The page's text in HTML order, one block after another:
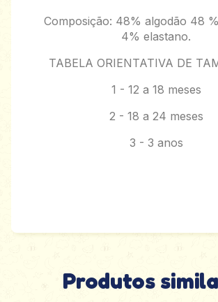
Composição: 48% algodão 48
4% elastano.
TABELA ORIENTATIVA DE
1 - 12 a 18 meses
2 - 18 a 24 meses
3 - 3 anos
Produtos